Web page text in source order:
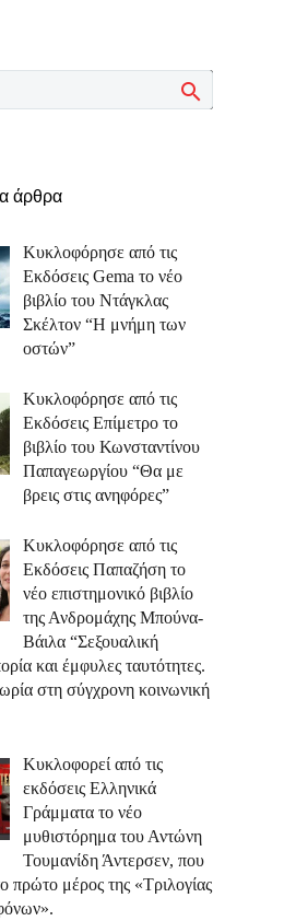
άρθρα
Κυκλοφόρησε από τις
Εκδόσεις Gema το νέο
βιβλίο του Ντάγκλας
Σκέλτον “Η μνήμη των
οστών”
Κυκλοφόρησε από τις
Εκδόσεις Επίμετρο το
βιβλίο του Κωνσταντίνου
Παπαγεωργίου “Θα με
βρεις στις ανηφόρες”
Κυκλοφόρησε από τις
Εκδόσεις Παπαζήση το
νέο επιστημονικό βιβλίο
της Ανδρομάχης Μπούνα-
Βάιλα “Σεξουαλική
και έμφυλες ταυτότητες.
στη σύγχρονη κοινωνική
Κυκλοφορεί από τις
εκδόσεις Ελληνικά
Γράμματα το νέο
μυθιστόρημα του Αντώνη
Τουμανίδη Άντερσεν, που
πρώτο μέρος της «Τριλογίας